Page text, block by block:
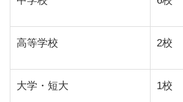
高等学校 2校
大学・短大 1校